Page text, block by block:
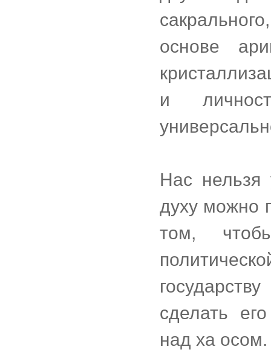
основе
и
Нас нельзя
духу можно
том,
сделать
над ха осом.